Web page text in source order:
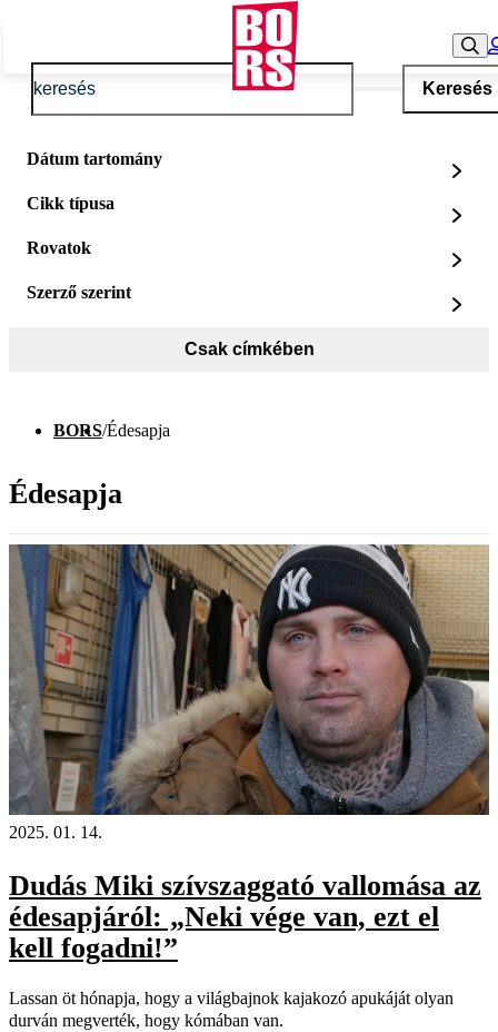
Keresés
Dátum tartomány
Cikk típusa
Rovatok
Szerző szerint
Csak címkében
BORS/Édesapja
Édesapja
2025. 01. 14.
Dudás Miki szívszaggató vallomása az
édesapjáról: „Neki vége van, ezt el
kell fogadni!”
Lassan öt hónapja, hogy a világbajnok kajakozó apukáját olyan
durván megverték, hogy kómában van.